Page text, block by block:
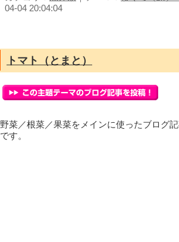
04-04 20:04:04
トマト（とまと）
野菜／根菜／果菜をメインに使ったブログ
です。